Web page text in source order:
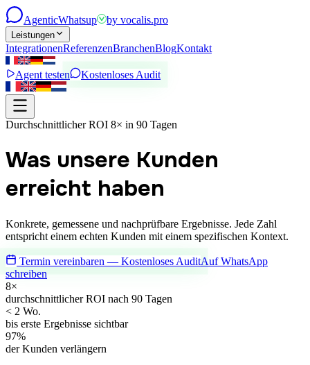
AgenticWhatsup by vocalis.pro
Leistungen
IntegrationenReferenzenBranchenBlogKontakt
Agent testen Kostenloses Audit
Durchschnittlicher ROI 8× in 90 Tagen
Was unsere Kunden
erreicht haben
Konkrete, gemessene und nachprüfbare Ergebnisse. Jede Zahl
entspricht einem echten Kunden mit einem spezifischen Kontext.
Termin vereinbaren — Kostenloses AuditAuf WhatsApp
schreiben
8×
durchschnittlicher ROI nach 90 Tagen
< 2 Wo.
bis erste Ergebnisse sichtbar
97%
der Kunden verlängern